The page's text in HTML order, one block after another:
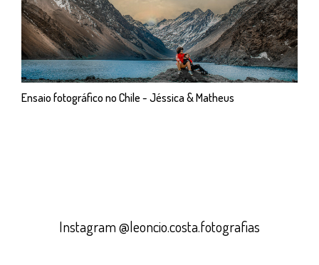
Ensaio fotográfico no Chile - Jéssica & Matheus
Instagram @leoncio.costa.fotografias